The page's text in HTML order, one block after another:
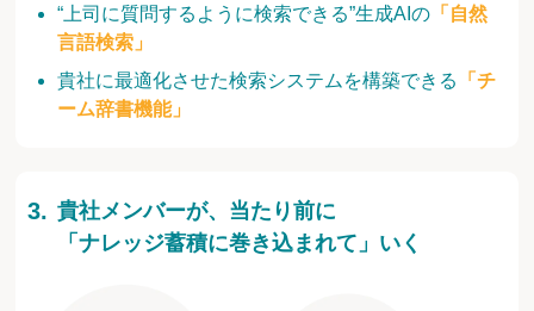
“上司に質問するように検索できる”生成AIの 「自然
言語検索」
貴社に最適化させた検索システムを構築できる
「チ
ーム辞書機能」
貴社メンバーが、当たり前に
「ナレッジ蓄積に巻き込まれて」いく